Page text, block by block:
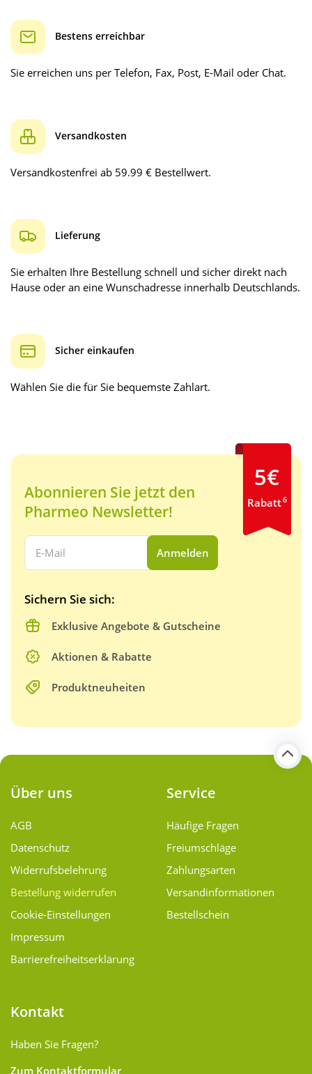
Bestens erreichbar
Sie erreichen uns per Telefon, Fax, Post, E-Mail oder Chat.
Versandkosten
Versandkostenfrei ab 59.99 € Bestellwert.
Lieferung
Sie erhalten Ihre Bestellung schnell und sicher direkt nach
Hause oder an eine Wunschadresse innerhalb Deutschlands.
Sicher einkaufen
Wählen Sie die für Sie bequemste Zahlart.
Abonnieren Sie jetzt den
Pharmeo Newsletter!
Ihre E-Mail Adresse:
Anmelden
Sichern Sie sich:
Exklusive Angebote & Gutscheine
Aktionen & Rabatte
Produktneuheiten
5€
Rabatt6
Über uns
AGB
Datenschutz
Widerrufsbelehrung
Bestellung widerrufen
Cookie-Einstellungen
Impressum
Barrierefreiheitserklärung
Service
Häufige Fragen
Freiumschläge
Zahlungsarten
Versand­informationen
Bestellschein
Kontakt
Haben Sie Fragen?
Zum Kontaktformular